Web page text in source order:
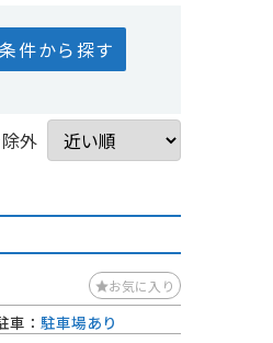
件から探す
外
お気に入り
車： 駐車場あり